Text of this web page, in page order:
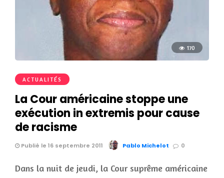
170
ACTUALITÉS
La Cour américaine stoppe une
exécution in extremis pour cause
de racisme
Publié le 16 septembre 2011 Pablo Michelot 0
Dans la nuit de jeudi, la Cour suprême américaine